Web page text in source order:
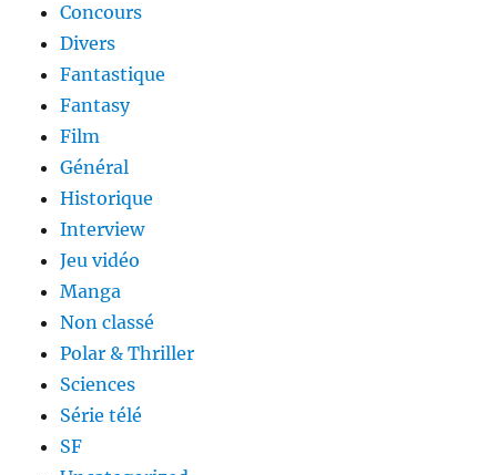
Concours
Divers
Fantastique
Fantasy
Film
Général
Historique
Interview
Jeu vidéo
Manga
Non classé
Polar & Thriller
Sciences
Série télé
SF